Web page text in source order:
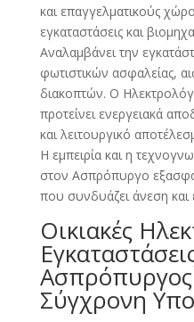
και επαγγελματικούς
εγκαταστάσεις και
Αναλαμβάνει την
φωτιστικών ασφαλείας,
διακοπτών. Ο
προτείνει ενεργειακά
και λειτουργικό
Η εμπειρία και η
στον Ασπρόπυργο
που συνδυάζει άνεση και
Οικιακές
Σύγχρονη